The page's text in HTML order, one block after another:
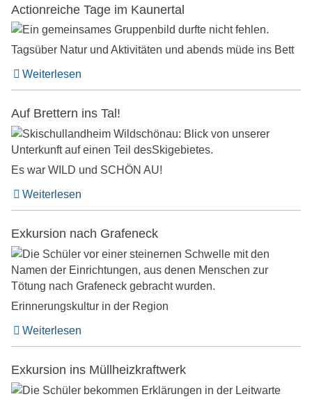
Actionreiche Tage im Kaunertal
Tagsüber Natur und Aktivitäten und abends müde ins Bett
Weiterlesen
Auf Brettern ins Tal!
Es war WILD und SCHÖN AU!
Weiterlesen
Exkursion nach Grafeneck
Erinnerungskultur in der Region
Weiterlesen
Exkursion ins Müllheizkraftwerk